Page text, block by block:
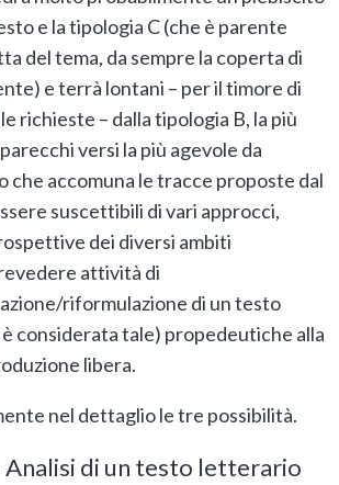
e la tipologia C (che è parente
del tema, da sempre la coperta di
e terrà lontani – per il timore di
richieste – dalla tipologia B, la più
versi la più agevole da
che accomuna le tracce proposte dal
suscettibili di vari approcci,
dei diversi ambiti
attività di
riformulazione di un testo
considerata tale) propedeutiche alla
libera.
nel dettaglio le tre possibilità.
Analisi di un testo letterario